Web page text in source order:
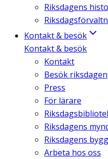
Riksdagens
Kontakt & besök
Kontakt & besök
Kontakt
Besök riksdagen
Press
För lärare
Riksdagens
Riksdagens
Arbeta hos oss